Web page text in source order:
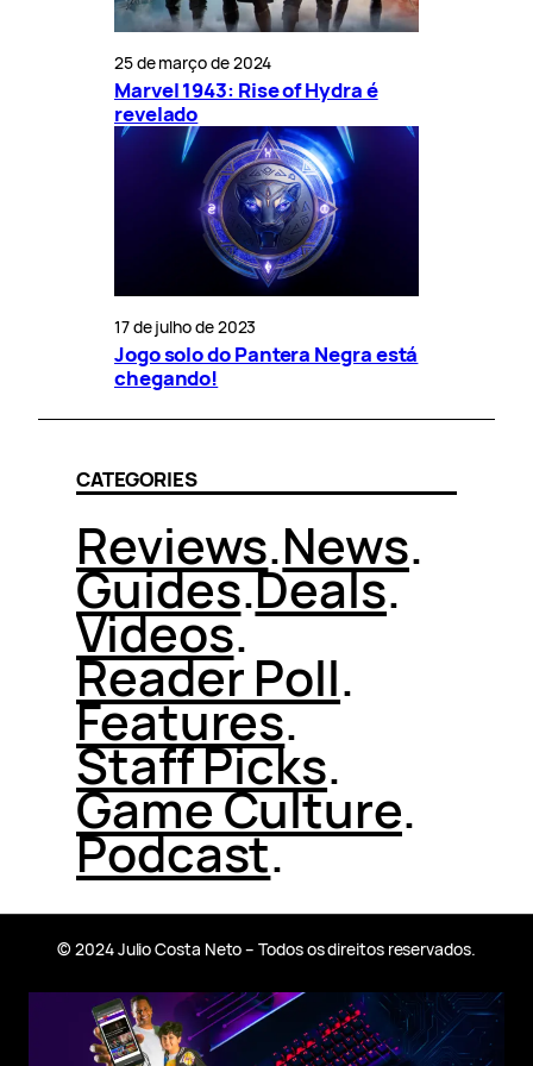
25 de março de 2024
Marvel 1943: Rise of Hydra é
revelado
17 de julho de 2023
Jogo solo do Pantera Negra está
chegando!
CATEGORIES
Reviews.News.
Guides.Deals.
Videos.
Reader Poll.
Features.
Staff Picks.
Game Culture.
Podcast.
© 2024 Julio Costa Neto – Todos os direitos reservados.